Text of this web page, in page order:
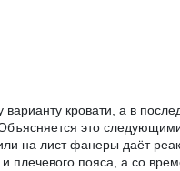
кровати, а в
это
на лист фанеры даёт
плечевого пояса, а со